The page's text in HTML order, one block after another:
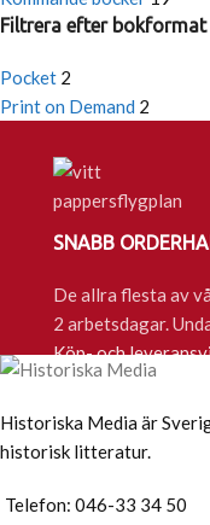
Filtrera efter bokformat
Pocket 2
Print on Demand 2
SNABB
De allra flesta av
2 arbetsdagar.
Köp- och
Historiska Media är
historisk litteratur.
Telefon: 046-33 34 50